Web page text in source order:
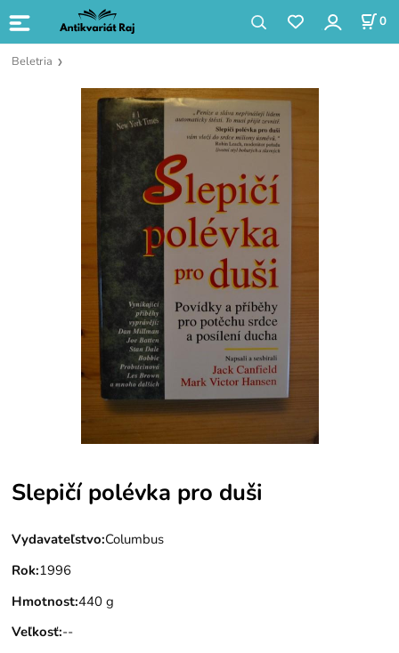
0
Beletria
Slepičí polévka pro duši
Vydavateľstvo:Columbus
Rok:1996
Hmotnost:440 g
Veľkosť:--